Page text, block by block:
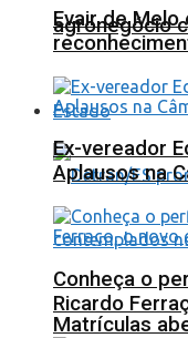
agronegócio
Estado
Matrículas
Evair de
Ex-vereador
Aplausos na
Conheça o
Ricardo